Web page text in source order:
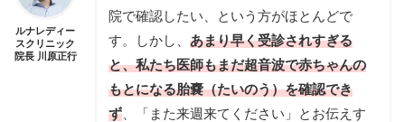
ルナレディー
スクリニック
院長 川原正行
院で確認したい、という方がほとんどで
す。しかし、 あまり早く受診されすぎる
と、私たち医師もまだ超音波で赤ちゃんの
もとになる胎嚢（たいのう）を確認でき
ず 、「また来週来てください」とお伝えす